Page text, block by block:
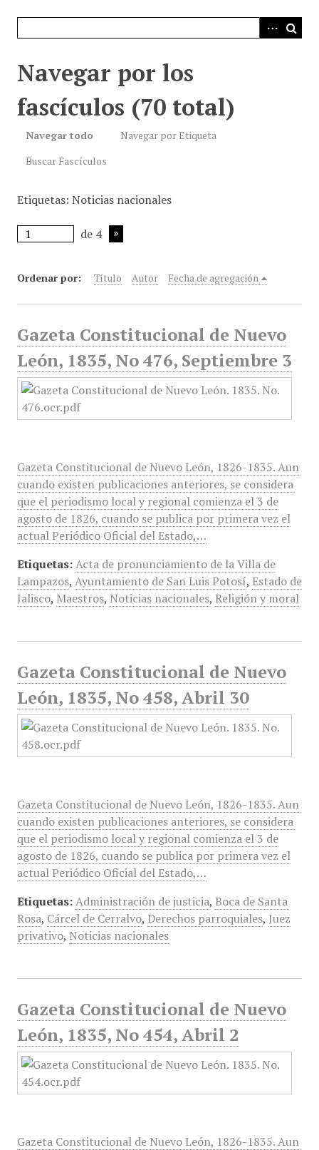
Navegar por los
fascículos (70 total)
Navegar todo
Navegar por Etiqueta
Buscar Fascículos
Etiquetas: Noticias nacionales
de 4
Ordenar por: Título Autor Fecha de agregación
Gazeta Constitucional de Nuevo
León, 1835, No 476, Septiembre 3
Gazeta Constitucional de Nuevo León, 1826-1835. Aun
cuando existen publicaciones anteriores, se considera
que el periodismo local y regional comienza el 3 de
agosto de 1826, cuando se publica por primera vez el
actual Periódico Oficial del Estado,…
Etiquetas: Acta de pronunciamiento de la Villa de
Lampazos, Ayuntamiento de San Luis Potosí, Estado de
Jalisco, Maestros, Noticias nacionales, Religión y moral
Gazeta Constitucional de Nuevo
León, 1835, No 458, Abril 30
Gazeta Constitucional de Nuevo León, 1826-1835. Aun
cuando existen publicaciones anteriores, se considera
que el periodismo local y regional comienza el 3 de
agosto de 1826, cuando se publica por primera vez el
actual Periódico Oficial del Estado,…
Etiquetas: Administración de justicia, Boca de Santa
Rosa, Cárcel de Cerralvo, Derechos parroquiales, Juez
privativo, Noticias nacionales
Gazeta Constitucional de Nuevo
León, 1835, No 454, Abril 2
Gazeta Constitucional de Nuevo León, 1826-1835. Aun